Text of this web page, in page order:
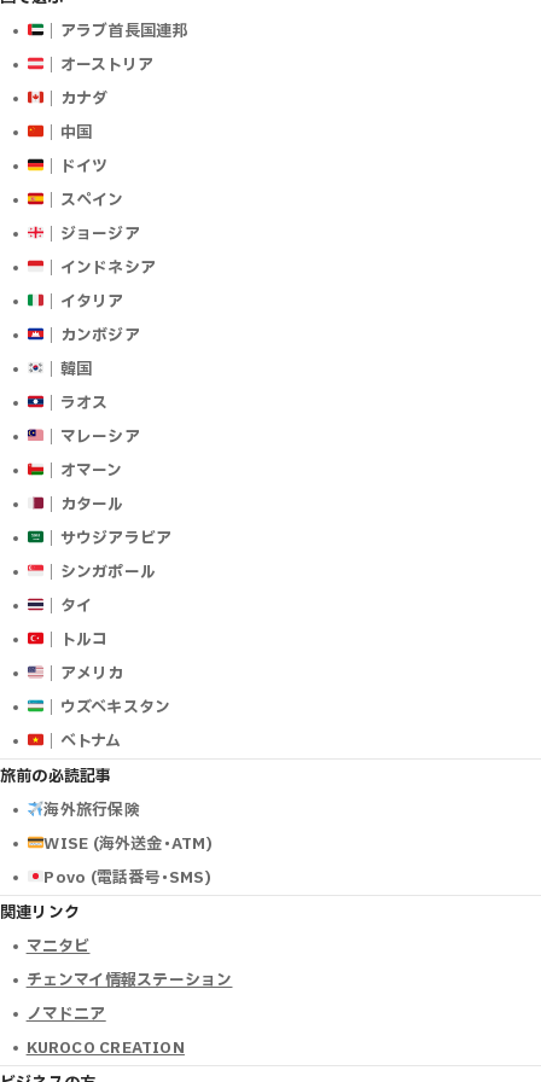
｜アラブ首長国連邦
｜オーストリア
｜カナダ
｜中国
｜ドイツ
｜スペイン
｜ジョージア
｜インドネシア
｜イタリア
｜カンボジア
｜韓国
｜ラオス
｜マレーシア
｜オマーン
｜カタール
｜サウジアラビア
｜シンガポール
｜タイ
｜トルコ
｜アメリカ
｜ウズベキスタン
｜ベトナム
旅前の必読記事
海外旅行保険
WISE (海外送金･ATM)
Povo (電話番号･SMS)
関連リンク
マニタビ
チェンマイ情報ステーション
ノマドニア
KUROCO CREATION